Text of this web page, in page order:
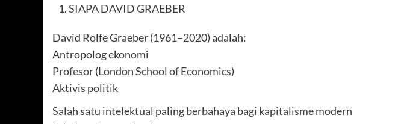
SIAPA DAVID GRAEBER
David Rolfe Graeber (1961–2020) adalah:
Antropolog ekonomi
Profesor (London School of Economics)
Aktivis politik
Salah satu intelektual paling berbahaya bagi kapitalisme modern